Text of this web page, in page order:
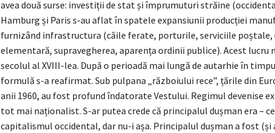
avea două surse: investiții de stat și împrumuturi străine
Hamburg și Paris s-au aflat în spatele expansiunii producției
furnizând infrastructura (căile ferate, porturile, serviciile poștale,
elementară, supravegherea, aparența ordinii publice). Acest lucru
secolul al XVIII-lea. După o perioadă mai lungă de autarhie în
formulă s-a reafirmat. Sub pulpana „războiului rece”, țările din
anii 1960, au fost profund îndatorate Vestului. Regimul devenise
tot mai naționalist. S-ar putea crede că principalul dușman era –
capitalismul occidental, dar nu-i așa. Principalul dușman a fost (și